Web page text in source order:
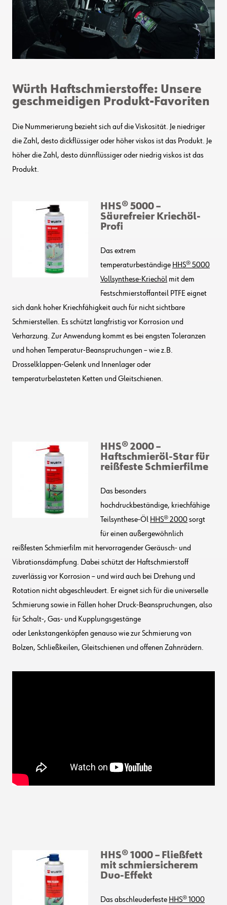
Würth Haftschmierstoffe: Unsere
geschmeidigen Produkt-Favoriten
Die Nummerierung bezieht sich auf die Viskosität. Je niedriger
die Zahl, desto dickflüssiger oder höher viskos ist das Produkt. Je
höher die Zahl, desto dünnflüssiger oder niedrig viskos ist das
Produkt.
HH S® 5000 –
Säurefreier Kriechöl-
Profi
Das extrem
temperaturbeständige HHS® 5000
Vollsynthese-Kriechöl mit dem
Festschmierstoffanteil PTFE eignet
sich dank hoher Kriechfähigkeit auch für nicht sichtbare
Schmierstellen. Es schützt langfristig vor Korrosion und
Verharzung. Zur Anwendung kommt es bei engsten Toleranzen
und hohen Temperatur-Beanspruchungen – wie z.B.
Drosselklappen-Gelenk und Innenlager oder
temperaturbelasteten Ketten und Gleitschienen.
HHS® 2000 –
Haftschmieröl-Star für
reißfeste Schmierfilme
Das besonders
hochdruckbeständige, kriechfähige
Teilsynthese-Öl HHS® 2000sorgt
für einen außergewöhnlich
reißfesten Schmierfilm mit hervorragender Geräusch- und
Vibrationsdämpfung. Dabei schützt der Haftschmierstoff
zuverlässig vor Korrosion – und wird auch bei Drehung und
Rotation nicht abgeschleudert. Er eignet sich für die universelle
Schmierung sowie in Fällen hoher Druck-Beanspruchungen, also
für Schalt-, Gas- und Kupplungsgestänge
oder Lenkstangenköpfen genauso wie zur Schmierung von
Bolzen, Schließkeilen, Gleitschienen und offenen Zahnrädern.
HHS® 1000 – Fließfett
mit schmiersicherem
Duo-Effekt
Das abschleuderfeste HHS® 1000